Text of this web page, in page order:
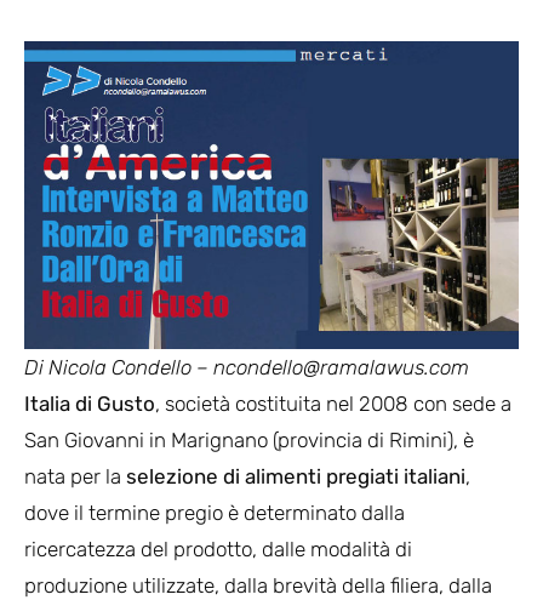
Di Nicola Condello – ncondello@ramalawus.com
Italia di Gusto, società costituita nel 2008 con sede a
San Giovanni in Marignano (provincia di Rimini), è
nata per la selezione di alimenti pregiati italiani,
dove il termine pregio è determinato dalla
ricercatezza del prodotto, dalle modalità di
produzione utilizzate, dalla brevità della filiera, dalla